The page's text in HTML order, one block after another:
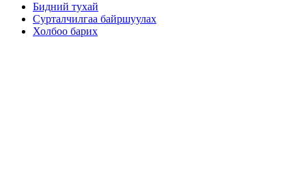
Бидний тухай
Сурталчилгаа байршуулах
Холбоо барих